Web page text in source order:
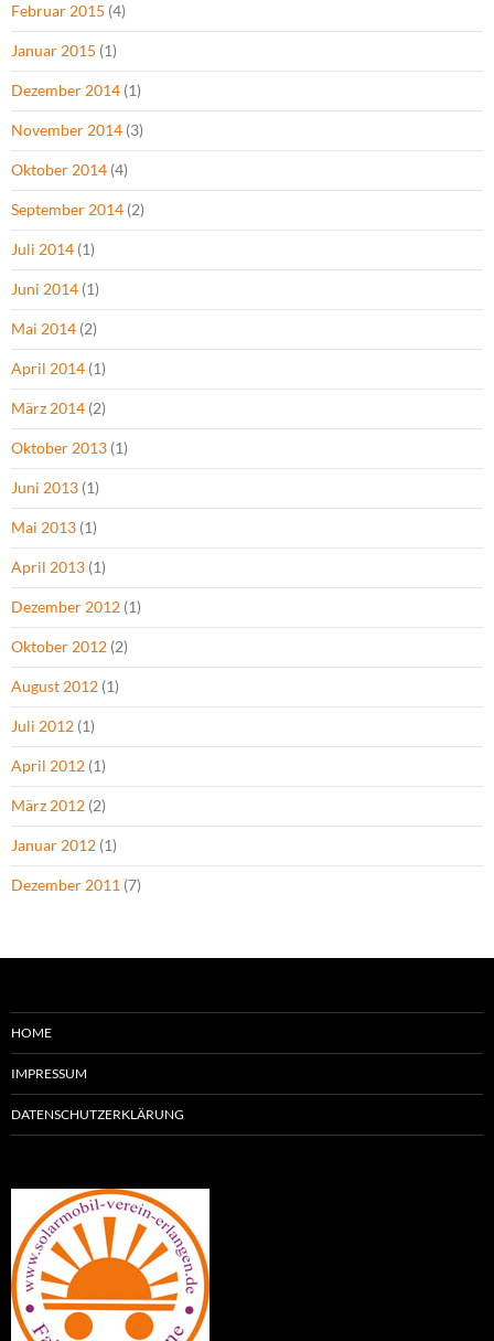
Februar 2015 (4)
Januar 2015 (1)
Dezember 2014 (1)
November 2014 (3)
Oktober 2014 (4)
September 2014 (2)
Juli 2014 (1)
Juni 2014 (1)
Mai 2014 (2)
April 2014 (1)
März 2014 (2)
Oktober 2013 (1)
Juni 2013 (1)
Mai 2013 (1)
April 2013 (1)
Dezember 2012 (1)
Oktober 2012 (2)
August 2012 (1)
Juli 2012 (1)
April 2012 (1)
März 2012 (2)
Januar 2012 (1)
Dezember 2011 (7)
HOME
IMPRESSUM
DATENSCHUTZERKLÄRUNG